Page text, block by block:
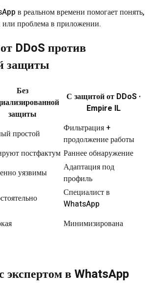
в реальном времени помогает понять,
или проблема в приложении.
DDoS против
защиты
Без
защиты
С защитой от DDoS ·
Empire IL
простой
Фильтрация +
продолжение работы
постфактум Раннее обнаружение
уязвимы
Адаптация под
профиль
Специалист в
WhatsApp
Минимизирована
экспертом в WhatsApp